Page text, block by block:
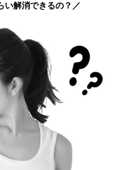
い解消できるの？／